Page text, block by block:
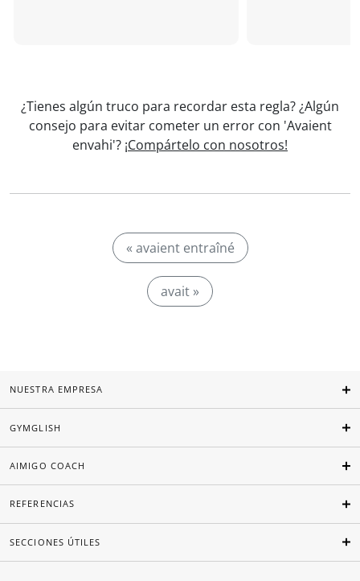
¿Tienes algún truco para recordar esta regla? ¿Algún
consejo para evitar cometer un error con 'Avaient
envahi'? ¡Compártelo con nosotros!
« avaient entraîné
avait »
NUESTRA EMPRESA
GYMGLISH
AIMIGO COACH
REFERENCIAS
SECCIONES ÚTILES